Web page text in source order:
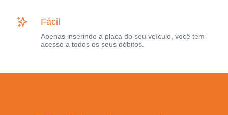
Fácil
Apenas inserindo a placa do seu veículo, você tem
acesso a todos os seus débitos.